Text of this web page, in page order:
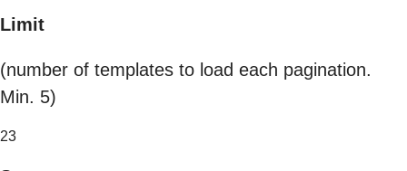
Limit
(number of templates to load each pagination.
Min. 5)
23